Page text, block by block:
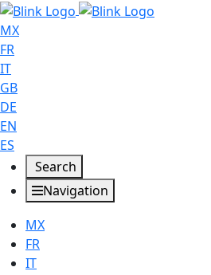
MX
FR
IT
GB
DE
EN
ES
Search
Navigation
MX
FR
IT